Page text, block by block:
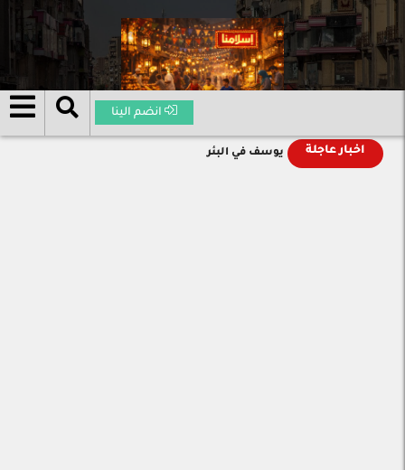
انضم الينا
اخبار عاجلة يوسف في البئر